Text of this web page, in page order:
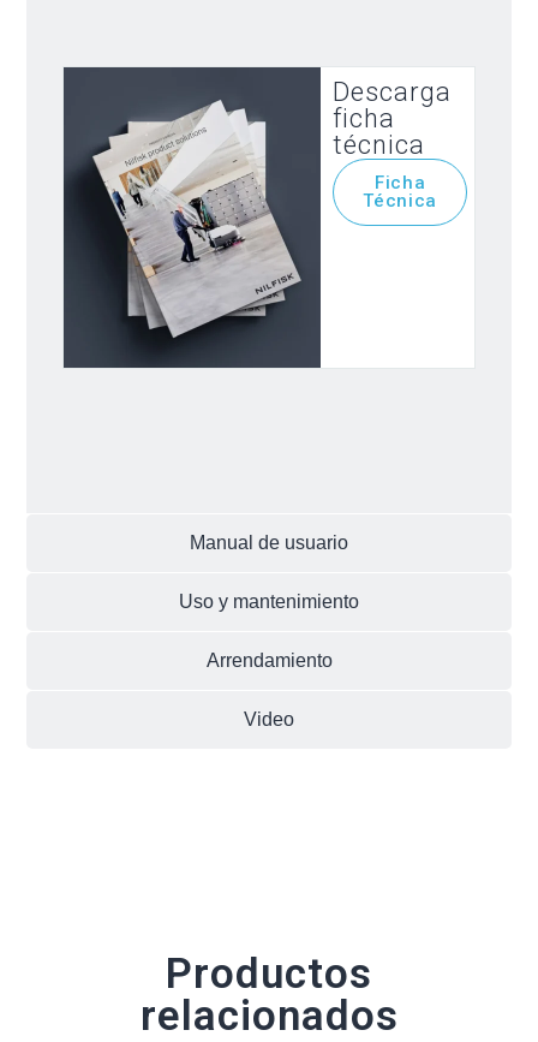
Manual de usuario
Uso y mantenimiento
Arrendamiento
Video
Descarga
ficha
técnica
Ficha
Técnica
Productos
relacionados